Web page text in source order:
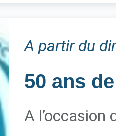
A partir du
50 ans
A l’occasion